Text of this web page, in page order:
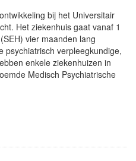
bij het Universitair
Het ziekenhuis gaat vanaf 1
vier maanden lang
psychiatrisch verpleegkundige,
enkele ziekenhuizen in
Medisch Psychiatrische